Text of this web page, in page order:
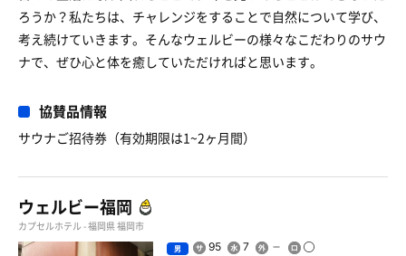
ろうか？私たちは、チャレンジをすることで自然について学び、
考え続けていきます。そんなウェルビーの様々なこだわりのサウ
ナで、ぜひ心と体を癒していただければと思います。
協賛品情報
サウナご招待券（有効期限は1~2ヶ月間）
ウェルビー福岡
カプセルホテル - 福岡県 福岡市
男 95 7